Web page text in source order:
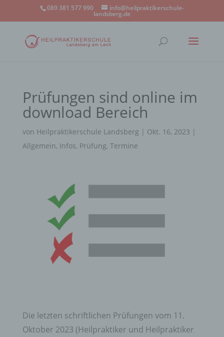
089 381 577 990 info@heilpraktikerschule-
landsberg.de
Prüfungen sind online im
download Bereich
von Heilpraktikerschule Landsberg | Okt. 16, 2023 |
Allgemein, Infos, Prüfung, Termine
Die letzten schriftlichen Prüfungen vom 11.
Oktober 2023 (Heilpraktiker und Heilpraktiker